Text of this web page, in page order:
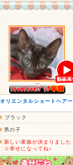
オリエンタルショートヘアー
ブラック
男の子
新しい家族が決まりました
☆幸せになってね♪